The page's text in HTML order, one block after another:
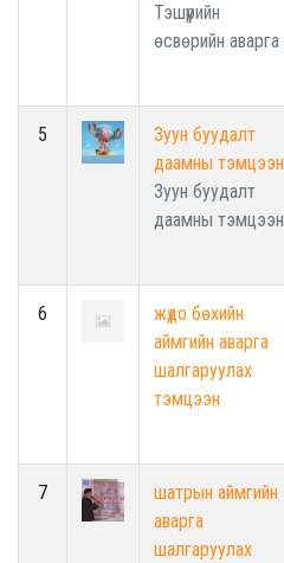
Тэшүүрийн
өсвөрийн аварга
5
Зуун буудалт
даамны тэмцээн
Зуун буудалт
даамны тэмцээн
6
жүдо бөхийн
аймгийн аварга
шалгаруулах
тэмцээн
7
шатрын аймгийн
аварга
шалгаруулах